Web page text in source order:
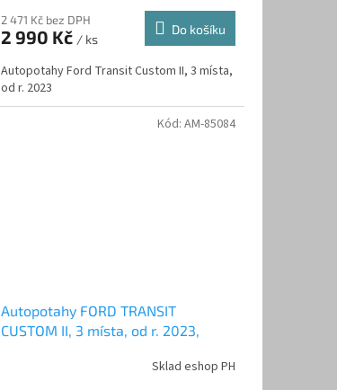
2 471 Kč bez DPH
2 990 Kč / ks
Do košíku
Autopotahy Ford Transit Custom II, 3 místa,
od r. 2023
Autopotahy FORD TRANSIT
CUSTOM II, 3 místa, od r. 2023,
Sklad eshop PH
Kód: AM-85084